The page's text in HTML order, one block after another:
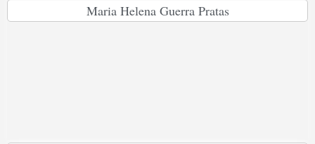
Maria Helena Guerra Pratas